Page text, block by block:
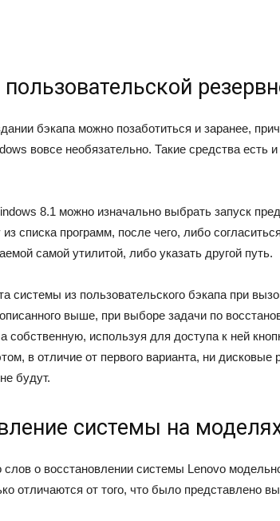
бэкапа можно позаботиться и заранее,
вовсе необязательно. Такие средства есть
8.1 можно изначально выбрать запуск
списка программ, после чего, либо
самой утилитой, либо указать другой путь.
системы из пользовательского бэкапа при
выше, при выборе задачи по
собственную, используя для доступа к ней
в отличие от первого варианта, ни дисковые
будут.
системы на
слов о восстановлении системы Lenovo
отличаются от того, что было представлено